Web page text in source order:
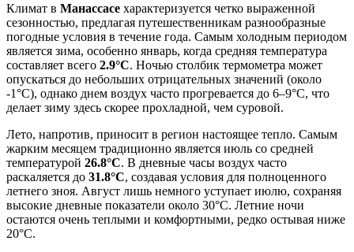
Климат в Манассасе характеризуется четко выраженной
сезонностью, предлагая путешественникам разнообразные
погодные условия в течение года. Самым холодным периодом
является зима, особенно январь, когда средняя температура
составляет всего 2.9°C. Ночью столбик термометра может
опускаться до небольших отрицательных значений (около
-1°C), однако днем воздух часто прогревается до 6–9°C, что
делает зиму здесь скорее прохладной, чем суровой.
Лето, напротив, приносит в регион настоящее тепло. Самым
жарким месяцем традиционно является июль со средней
температурой 26.8°C. В дневные часы воздух часто
раскаляется до 31.8°C, создавая условия для полноценного
летнего зноя. Август лишь немного уступает июлю, сохраняя
высокие дневные показатели около 30°C. Летние ночи
остаются очень теплыми и комфортными, редко остывая ниже
20°C.